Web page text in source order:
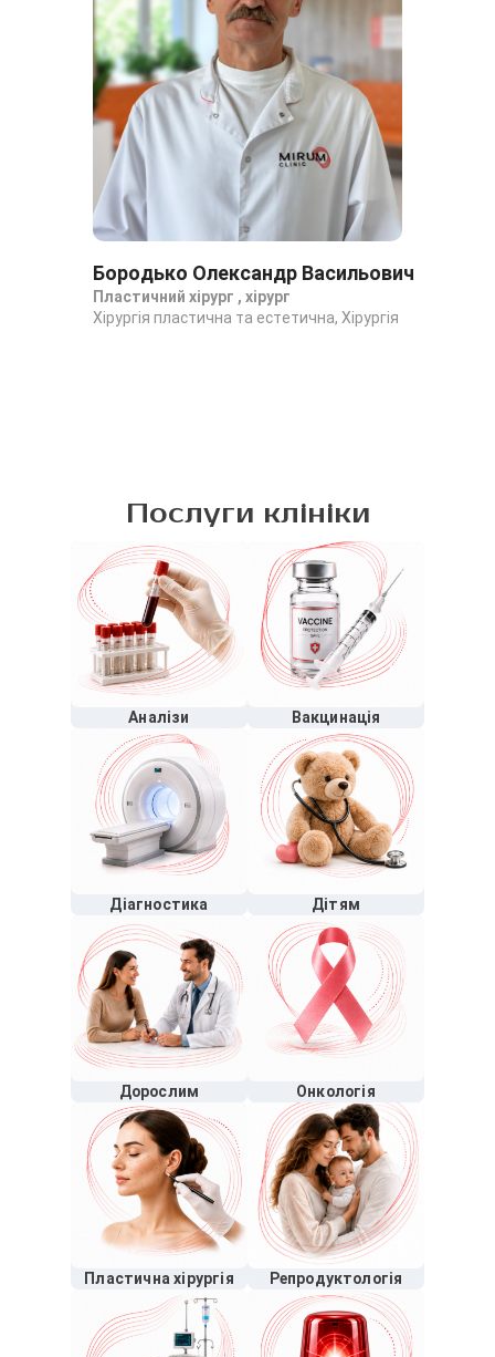
Бородько Олександр Васильович
Пластичний хірург , хірург
Хірургія пластична та естетична, Хірургія
Послуги клініки
Аналізи Вакцинація
Діагностика Дітям
Дорослим Онкологія
Пластична хірургія Репродуктологія